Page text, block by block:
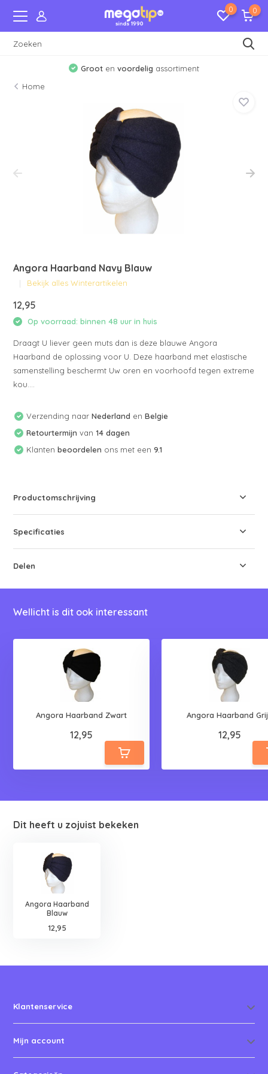
0 0
Groot envoordelig assortiment
Home
Angora Haarband Navy Blauw
Bekijk alles Winterartikelen
12,95
Op voorraad: binnen 48 uur in huis
Draagt U liever geen muts dan is deze blauwe Angora
Haarband de oplossing voor U. Deze haarband met elastische
samenstelling beschermt Uw oren en voorhoofd tegen extreme
kou....
Verzending naarNederland enBelgie
Retourtermijn van 14 dagen
Klantenbeoordelen ons met een9.1
Productomschrijving
Specificaties
Delen
Wellicht is dit ook interessant
Angora Haarband Zwart
12,95
Angora Haarband
12,95
Dit heeft u zojuist bekeken
Angora Haarband
Blauw
12,95
Klantenservice
Mijn account